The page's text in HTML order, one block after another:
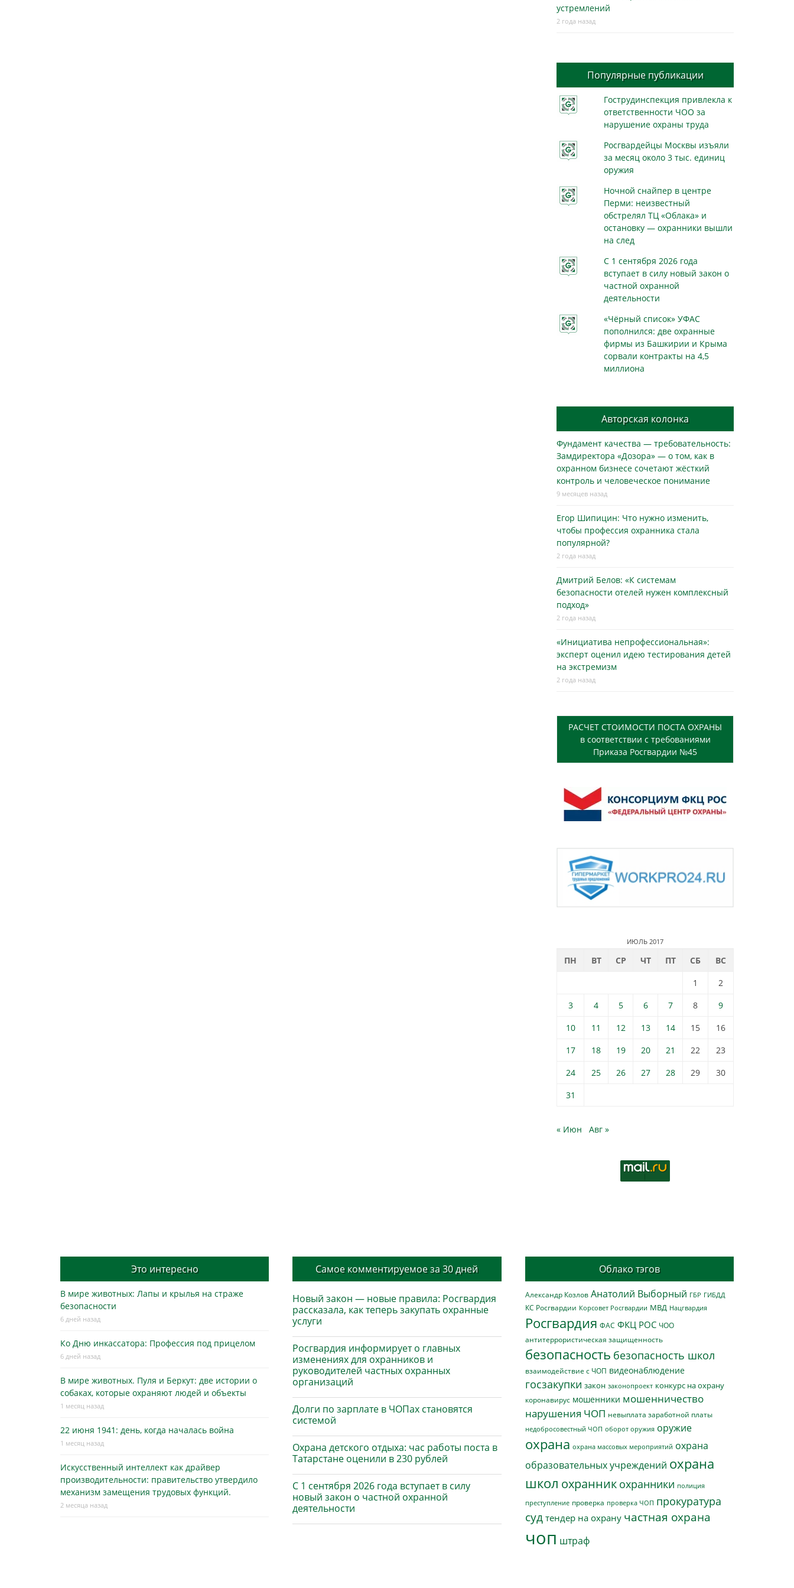
устремлений
2 года назад
Популярные публикации
Гострудинспекция привлекла к
ответственности ЧОО за
нарушение охраны труда
Росгвардейцы Москвы изъяли
за месяц около 3 тыс. единиц
оружия
Ночной снайпер в центре
Перми: неизвестный
обстрелял ТЦ «Облака» и
остановку — охранники вышли
на след
С 1 сентября 2026 года
вступает в силу новый закон о
частной охранной
деятельности
«Чёрный список» УФАС
пополнился: две охранные
фирмы из Башкирии и Крыма
сорвали контракты на 4,5
миллиона
Авторская колонка
Фундамент качества — требовательность:
Замдиректора «Дозора» — о том, как в
охранном бизнесe сочетают жёсткий
контроль и человеческое понимание
9 месяцев назад
Егор Шипицин: Что нужно изменить,
чтобы профессия охранника стала
популярной?
2 года назад
Дмитрий Белов: «К системам
безопасности отелей нужен комплексный
подход»
2 года назад
«Инициатива непрофессиональная»:
эксперт оценил идею тестирования детей
на экстремизм
2 года назад
РАСЧЕТ СТОИМОСТИ ПОСТА ОХРАНЫ
в соответствии с требованиями
Приказа Росгвардии №45
ИЮЛЬ 2017
ПН ВТ СР ЧТ ПТ СБ
ВС
1
2
3
4 5 6 7 8
9
10
11 12 13 14 15
16
17
18 19 20 21 22
23
24
25 26 27 28 29
30
31
« Июн Авг »
Это интересно
В мире животных: Лапы и крылья на страже
безопасности
6 дней назад
Ко Дню инкассатора: Профессия под прицелом
6 дней назад
В мире животных. Пуля и Беркут: две истории о
собаках, которые охраняют людей и объекты
1 месяц назад
22 июня 1941: день, когда началась война
1 месяц назад
Искусственный интеллект как драйвер
производительности: правительство утвердило
механизм замещения трудовых функций.
2 месяца назад
Самое комментируемое за 30 дней
Новый закон — новые правила: Росгвардия
рассказала, как теперь закупать охранные
услуги
Росгвардия информирует о главных
изменениях для охранников и
руководителей частных охранных
организаций
Долги по зарплате в ЧОПах становятся
системой
Охрана детского отдыха: час работы поста в
Татарстане оценили в 230 рублей
С 1 сентября 2026 года вступает в силу
новый закон о частной охранной
деятельности
Облако тэгов
Александр Козлов Анатолий Выборный ГБР ГИБДД
КС Росгвардии Корсовет Росгвардии МВД Нацгвардия
Росгвардия ФАС ФКЦ РОС ЧОО
антитеррористическая защищенность
безопасность безопасность школ
взаимодействие с ЧОП видеонаблюдение
госзакупки закон законопроект конкурс на охрану
коронавирус мошенники мошенничество
нарушения ЧОП невыплата заработной платы
недобросовестный ЧОП оборот оружия оружие
охрана охрана массовых мероприятий охрана
образовательных учреждений охрана
школ охранник охранники полиция
преступление проверка проверка ЧОП прокуратура
суд тендер на охрану частная охрана
чоп штраф